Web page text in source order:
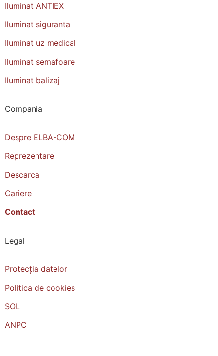
Iluminat ANTIEX
Iluminat siguranta
Iluminat uz medical
Iluminat semafoare
Iluminat balizaj
Compania
Despre ELBA-COM
Reprezentare
Descarca
Cariere
Contact
Legal
Protecția datelor
Politica de cookies
SOL
ANPC